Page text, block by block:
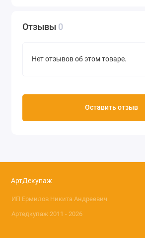
Производство Decopatch (Франция)
Отзывы 0
Нет отзывов об этом товаре.
Оставить отзыв
АртДекупаж
ИП Ермилов Никита Андреевич
Артедкупаж 2011 - 2026